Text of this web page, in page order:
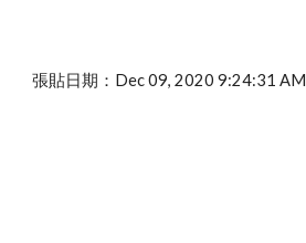
張貼日期：Dec 09, 2020 9:24:31 AM